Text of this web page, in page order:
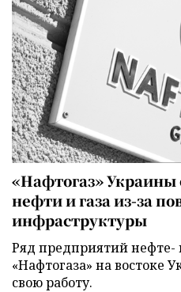
«Нафтогаз»
нефти и газа из-за
инфраструктуры
Ряд предприятий нефте-
«Нафтогаза» на востоке
свою работу.